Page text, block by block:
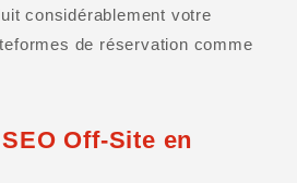
considérablement votre
de réservation comme
Off-Site en